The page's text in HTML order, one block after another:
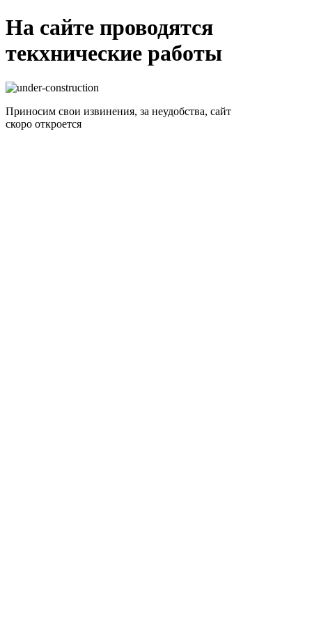
На сайте проводятся
текхнические работы
Приносим свои извинения, за неудобства, сайт
скоро откроется